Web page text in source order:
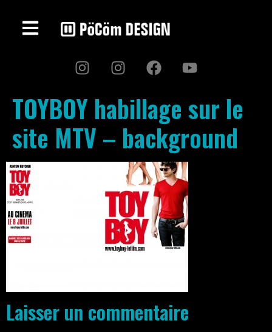
TOYBOY habillage sur le
site MTV – background
Laisser un commentaire